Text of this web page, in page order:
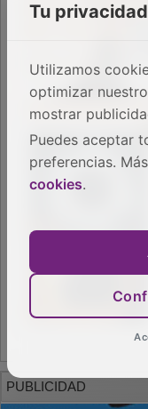
PUBLICIDAD
Tu
Utilizamos
optimizar
mostrar
Puedes aceptar
preferencias.
cookies.